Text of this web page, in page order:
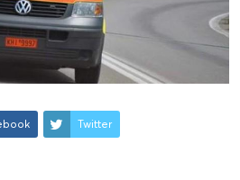
Twitter